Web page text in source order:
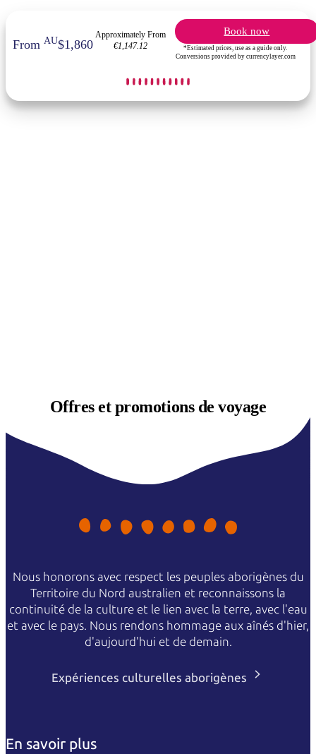
FromAU$1,860
Approximately From
€1,147.12
Book now
*Estimated prices, use as a guide only.
Conversions provided by currencylayer.com
Offres etpromotions de voyage
Nous honorons avec respect les peuples aborigènes du
Territoire du Nord australien et reconnaissons la
continuité de la culture et le lien avec la terre, avec l'eau
et avec le pays. Nous rendons hommage aux aînés d'hier,
d'aujourd'hui et de demain.
Expériences culturelles aborigènes
En savoir plus